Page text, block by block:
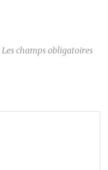
Les champs obligatoires